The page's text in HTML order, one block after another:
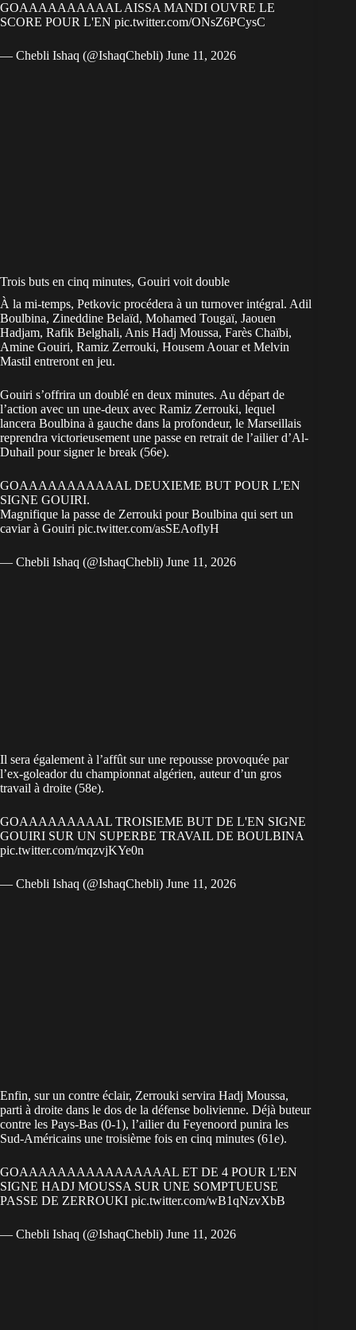
GOAAAAAAAAAAL AISSA MANDI OUVRE LE
SCORE POUR L'EN pic.twitter.com/ONsZ6PCysC
— Chebli Ishaq (@IshaqChebli) June 11, 2026
Trois buts en cinq minutes, Gouiri voit double
À la mi-temps, Petkovic procédera à un turnover intégral. Adil
Boulbina, Zineddine Belaïd, Mohamed Tougaï, Jaouen
Hadjam, Rafik Belghali, Anis Hadj Moussa, Farès Chaïbi,
Amine Gouiri, Ramiz Zerrouki, Housem Aouar et Melvin
Mastil entreront en jeu.
Gouiri s’offrira un doublé en deux minutes. Au départ de
l’action avec un une-deux avec Ramiz Zerrouki, lequel
lancera Boulbina à gauche dans la profondeur, le Marseillais
reprendra victorieusement une passe en retrait de l’ailier d’Al-
Duhail pour signer le break (56e).
GOAAAAAAAAAAAL DEUXIEME BUT POUR L'EN
SIGNE GOUIRI.
Magnifique la passe de Zerrouki pour Boulbina qui sert un
caviar à Gouiri pic.twitter.com/asSEAoflyH
— Chebli Ishaq (@IshaqChebli) June 11, 2026
Il sera également à l’affût sur une repousse provoquée par
l’ex-goleador du championnat algérien, auteur d’un gros
travail à droite (58e).
GOAAAAAAAAAL TROISIEME BUT DE L'EN SIGNE
GOUIRI SUR UN SUPERBE TRAVAIL DE BOULBINA
pic.twitter.com/mqzvjKYe0n
— Chebli Ishaq (@IshaqChebli) June 11, 2026
Enfin, sur un contre éclair, Zerrouki servira Hadj Moussa,
parti à droite dans le dos de la défense bolivienne. Déjà buteur
contre les Pays-Bas (0-1), l’ailier du Feyenoord punira les
Sud-Américains une troisième fois en cinq minutes (61e).
GOAAAAAAAAAAAAAAAAL ET DE 4 POUR L'EN
SIGNE HADJ MOUSSA SUR UNE SOMPTUEUSE
PASSE DE ZERROUKI pic.twitter.com/wB1qNzvXbB
— Chebli Ishaq (@IshaqChebli) June 11, 2026